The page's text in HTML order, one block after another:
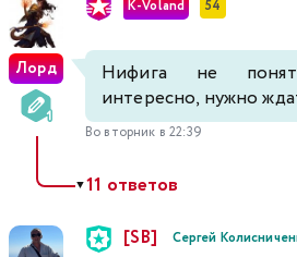
Лорд
K-Voland 54
Нифига не
интересно, нужно
Во вторник в 22:39
▼11 ответов
[SB] Сергей